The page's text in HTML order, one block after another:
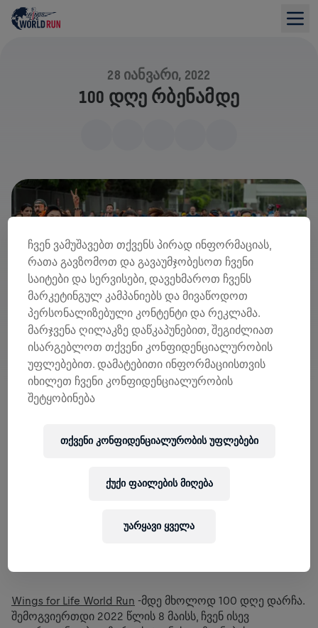
28 ᲘᲐᲜᲕᲐᲠᲘ, 2022
100 ᲓᲦᲔ ᲠᲑᲔᲜᲐᲛᲓᲔ
Wings for Life World Run -მდე მხოლოდ 100 დღე დარჩა.
შემოგვიერთდი 2022 წლის 8 მაისს, ჩვენ ისევ
ჩვენ ვამუშავებთ თქვენს პირად ინფორმაციას,
რათა გავზომოთ და გავაუმჯობესოთ ჩვენი
საიტები და სერვისები, დავეხმაროთ ჩვენს
მარკეტინგულ კამპანიებს და მივაწოდოთ
პერსონალიზებული კონტენტი და რეკლამა.
მარჯვენა ღილაკზე დაწკაპუნებით, შეგიძლიათ
ისარგებლოთ თქვენი კონფიდენციალურობის
უფლებებით. დამატებითი ინფორმაციისთვის
იხილეთ ჩვენი კონფიდენციალურობის
შეტყობინება
თქვენი კონფიდენციალურობის უფლებები
უარყავი ყველა
ქუქი ფაილების მიღება